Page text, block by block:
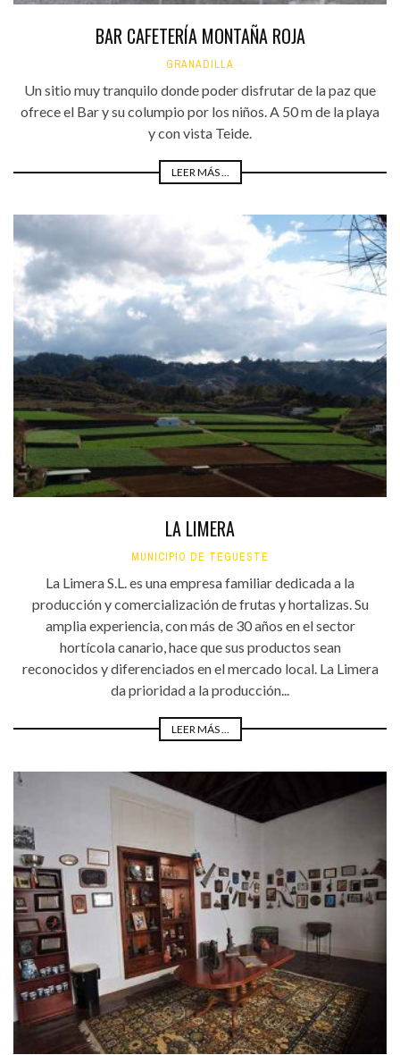
BAR CAFETERÍA MONTAÑA ROJA
GRANADILLA
Un sitio muy tranquilo donde poder disfrutar de la paz que
ofrece el Bar y su columpio por los niños. A 50 m de la playa
y con vista Teide.
LEER MÁS ...
LA LIMERA
MUNICIPIO DE TEGUESTE
La Limera S.L. es una empresa familiar dedicada a la
producción y comercialización de frutas y hortalizas. Su
amplia experiencia, con más de 30 años en el sector
hortícola canario, hace que sus productos sean
reconocidos y diferenciados en el mercado local. La Limera
da prioridad a la producción...
LEER MÁS ...